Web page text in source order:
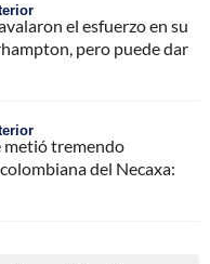
el esfuerzo en su
pero puede dar
metió tremendo
del Necaxa: